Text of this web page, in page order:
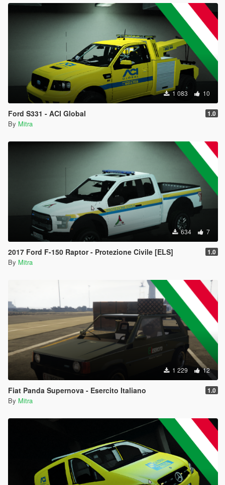
1 083 10
Ford S331 - ACI Global 1.0
By Mitra
634 7
2017 Ford F-150 Raptor - Protezione Civile [ELS] 1.0
By Mitra
1 229 12
Fiat Panda Supernova - Esercito Italiano 1.0
By Mitra